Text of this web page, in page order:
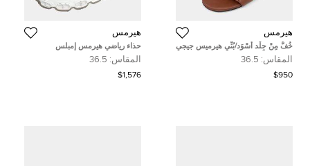
هيرمس
خُفُّ مِنْ جِلْد أَسْوَد/بُنِّي هيرميس جيجي
مقاس 36.5 الاتحاد الأوروبي
المقاس: 36.5
$950
هيرمس
حذاء رياضي هيرمس إمبلس
المقاس: 36.5
$1,576